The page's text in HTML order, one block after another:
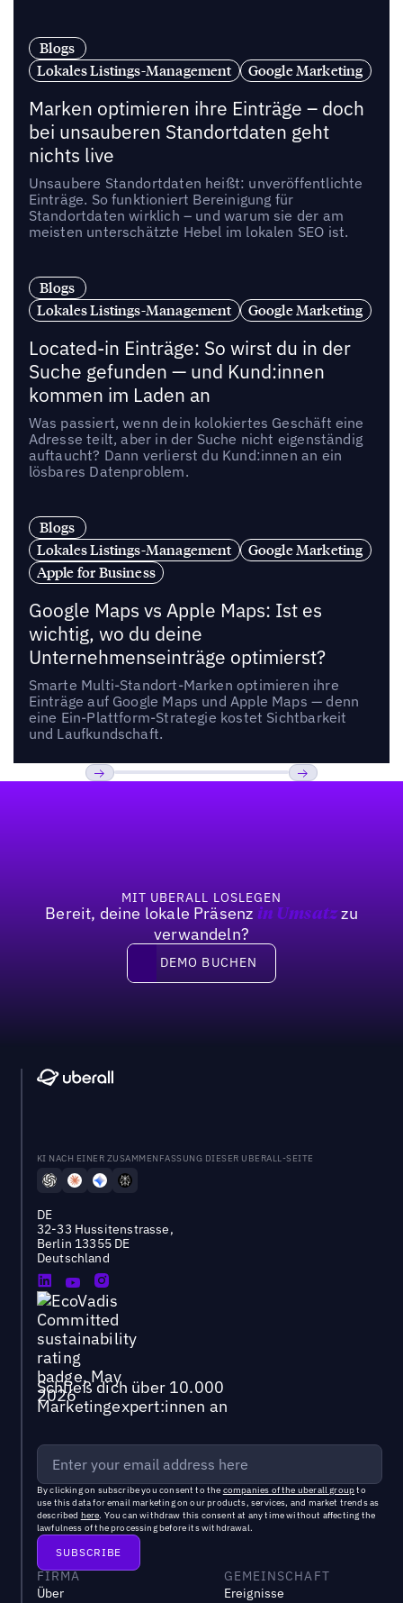
Blogs
Lokales Listings-Management
Google Marketing
Marken optimieren ihre Einträge – doch
bei unsauberen Standortdaten geht
nichts live
Unsaubere Standortdaten heißt: unveröffentlichte
Einträge. So funktioniert Bereinigung für
Standortdaten wirklich – und warum sie der am
meisten unterschätzte Hebel im lokalen SEO ist.
Blogs
Lokales Listings-Management
Google Marketing
Located-in Einträge: So wirst du in der
Suche gefunden — und Kund:innen
kommen im Laden an
Was passiert, wenn dein kolokiertes Geschäft eine
Adresse teilt, aber in der Suche nicht eigenständig
auftaucht? Dann verlierst du Kund:innen an ein
lösbares Datenproblem.
Blogs
Lokales Listings-Management
Google Marketing
Apple for Business
Google Maps vs Apple Maps: Ist es
wichtig, wo du deine
Unternehmenseinträge optimierst?
Smarte Multi-Standort-Marken optimieren ihre
Einträge auf Google Maps und Apple Maps — denn
eine Ein-Plattform-Strategie kostet Sichtbarkeit
und Laufkundschaft.
MIT UBERALL LOSLEGEN
Bereit, deine lokale Präsenz in Umsatzzu
verwandeln?
DEMO BUCHEN
DEMO BUCHEN
KI NACH EINER ZUSAMMENFASSUNG DIESER UBERALL-SEITE
DE
32-33 Hussitenstrasse,
Berlin 13355 DE
Deutschland
Schließ dich über 10.000
Marketingexpert:innen an
By clicking on subscribe you consent to the companies of the uberall groupto
use this data for email marketing on our products, services, and market trends as
described here. You can withdraw this consent at any time without affecting the
lawfulness of the processing before its withdrawal.
FIRMA
Über
GEMEINSCHAFT
Ereignisse